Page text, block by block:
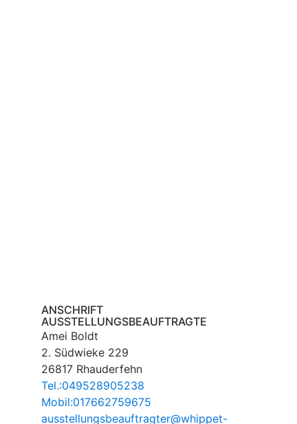
ANSCHRIFT
AUSSTELLUNGSBEAUFTRAGTE
Amei Boldt
2. Südwieke 229
26817 Rhauderfehn
Tel.:049528905238
Mobil:017662759675
ausstellungsbeauftragter@whippet-